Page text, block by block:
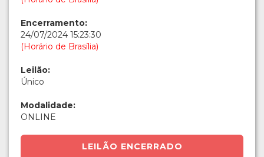
Encerramento:
24/07/2024 15:23:30
(Horário de Brasília)
Leilão:
Único
Modalidade:
ONLINE
LEILÃO ENCERRADO